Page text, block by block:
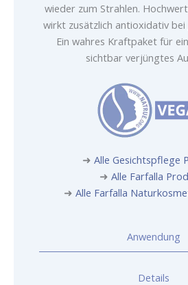
wieder zum Strahlen.
wirkt zusätzlich antioxidativ
Ein wahres Kraftpaket für
sichtbar verjüngtes
➜ Alle Gesichtspflege
➜ Alle Farfalla
➜ Alle Farfalla
Anwendung
Details